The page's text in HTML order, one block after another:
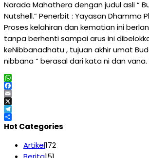
Narada Mahathera dengan judul asli “
Nutshell.” Penerbit : Yayasan Dhamma
Proses kelahiran dan kematian ini
tanpa berhenti sampai arus ini
keNibbanadhatu , tujuan akhir umat
nibbana “ berasal dari kata ni dan vana.
WhatsApp
Facebook
Email
X
Telegram
Share
Hot Categories
Artikel172